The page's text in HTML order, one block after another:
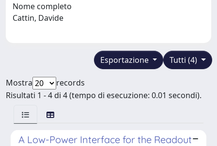
Nome completo
Cattin, Davide
Tutti (4)
Esportazione
Mostra
records
Risultati 1 - 4 di 4 (tempo di esecuzione: 0.01 secondi).
A Low-Power Interface for the Readout